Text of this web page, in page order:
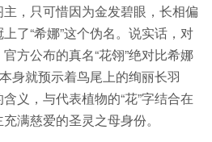
，只可惜因为金发碧眼，长相偏
了“希娜”这个伪名。说实话，对
方公布的真名“花翎”绝对比希娜
身就预示着鸟尾上的绚丽长羽
义，与代表植物的“花”字结合在
满慈爱的圣灵之母身份。